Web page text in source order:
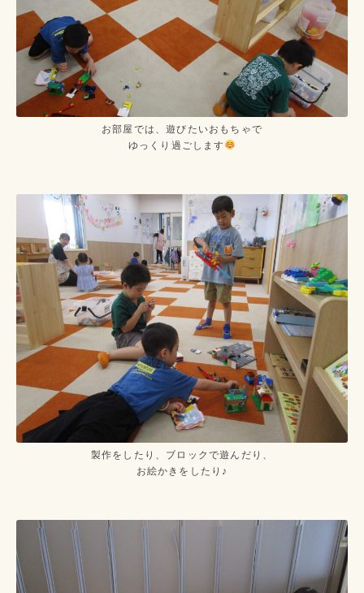
お部屋では、遊びたいおもちゃで
ゆっくり過ごします
製作をしたり、ブロックで遊んだり、
お絵かきをしたり♪